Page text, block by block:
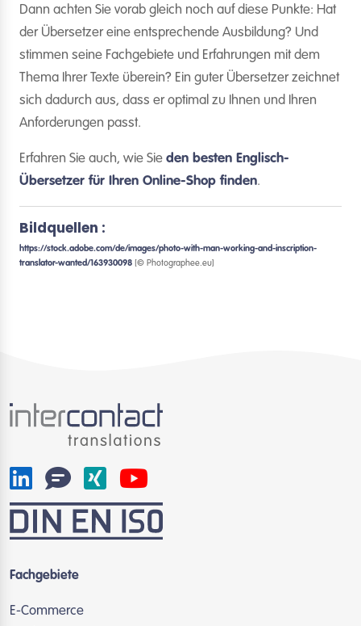
Dann achten Sie vorab gleich noch auf diese Punkte: Hat
der Übersetzer eine entsprechende Ausbildung? Und
stimmen seine Fachgebiete und Erfahrungen mit dem
Thema Ihrer Texte überein? Ein guter Übersetzer zeichnet
sich dadurch aus, dass er optimal zu Ihnen und Ihren
Anforderungen passt.
Erfahren Sie auch, wie Sie den besten Englisch-
Übersetzer für Ihren Online-Shop finden.
Bildquellen :
https://stock.adobe.com/de/images/photo-with-man-working-and-inscription-
translator-wanted/163930098 [© Photographee.eu]
Fachgebiete
E-Commerce